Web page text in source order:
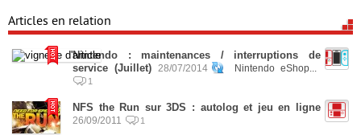
Articles en relation
Nintendo : maintenances / interruptions de
service (Juillet)
28/07/2014 Nintendo eShop...
1
NFS the Run sur 3DS : autolog et jeu en ligne
26/09/2011 1